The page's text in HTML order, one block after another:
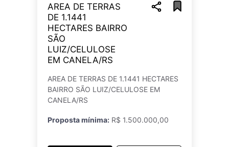
AREA DE TERRAS
DE 1.1441
HECTARES BAIRRO
SÃO
LUIZ/CELULOSE
EM CANELA/RS
AREA DE TERRAS DE 1.1441 HECTARES
BAIRRO SÃO LUIZ/CELULOSE EM
CANELA/RS
Proposta mínima: R$ 1.500.000,00